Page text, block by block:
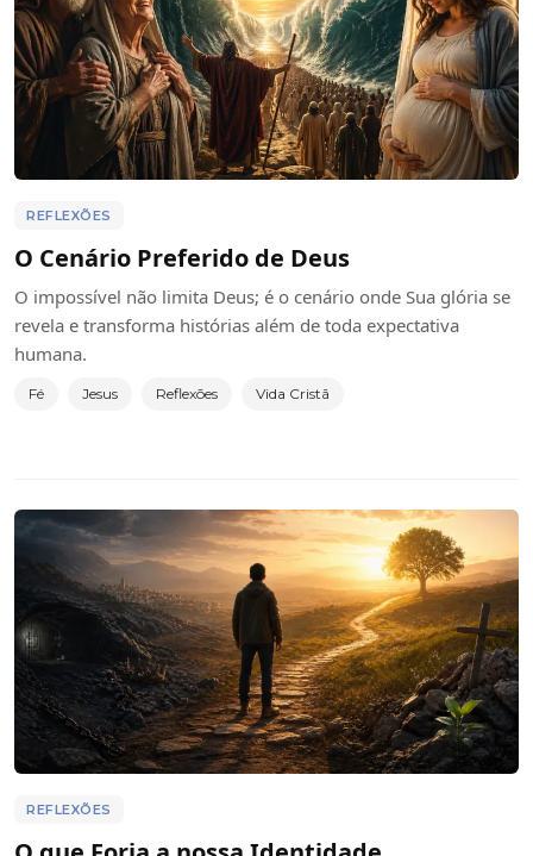
REFLEXÕES
O Cenário Preferido de Deus
O impossível não limita Deus; é o cenário onde Sua glória se
revela e transforma histórias além de toda expectativa
humana.
Fé Jesus Reflexões Vida Cristã
REFLEXÕES